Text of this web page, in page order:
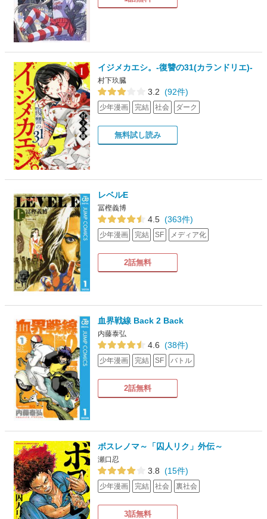
イジメカエシ。-復讐の31(カランドリエ)-
村下玖臓
3.2 (92件)
少年漫画 完結 社会 ダーク
無料試し読み
レベルE
冨樫義博
4.5 (363件)
少年漫画 完結 SF メディア化
2話無料
血界戦線 Back 2 Back
内藤泰弘
4.6 (38件)
少年漫画 完結 SF バトル
2話無料
ボスレノマ～「囚人リク」外伝～
瀬口忍
3.8 (15件)
少年漫画 完結 社会 裏社会
3話無料